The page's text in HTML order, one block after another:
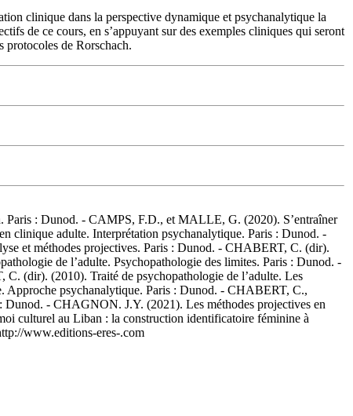
clinique dans la perspective dynamique et psychanalytique la
de ce cours, en s’appuyant sur des exemples cliniques qui seront
protocoles de Rorschach.
: Dunod. - CAMPS, F.D., et MALLE, G. (2020). S’entraîner
clinique adulte. Interprétation psychanalytique. Paris : Dunod. -
et méthodes projectives. Paris : Dunod. - CHABERT, C. (dir).
de l’adulte. Psychopathologie des limites. Paris : Dunod. -
(dir). (2010). Traité de psychopathologie de l’adulte. Les
psychanalytique. Paris : Dunod. - CHABERT, C.,
- CHAGNON. J.Y. (2021). Les méthodes projectives en
culturel au Liban : la construction identificatoire féminine à
www.editions-eres-.com